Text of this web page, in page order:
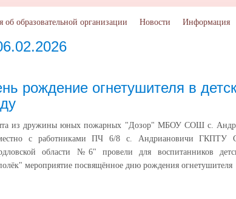
рождение огнетушителя в
из дружины юных пожарных "Дозор" МБОУ СОШ с.
с работниками ПЧ 6/8 с. Андриановичи
области №6" провели для воспитанников
мероприятие посвящённое дню рождения огнетушителя
об образовательной организации Новости Информация